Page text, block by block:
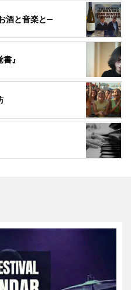
酒と音楽と─
』